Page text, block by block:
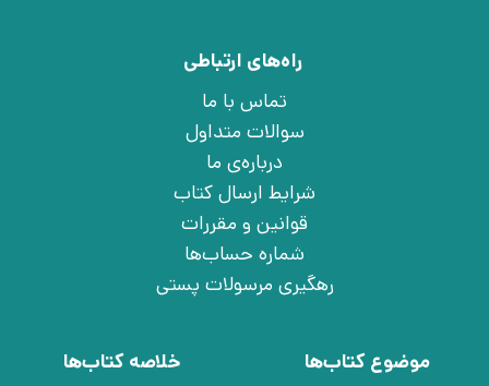
راه‌های ارتباطی
تماس با ما
سوالات متداول
درباره‌ی ما
شرایط ارسال کتاب
قوانین و مقررات
شماره حساب‌ها
رهگیری مرسولات پستی
موضوع کتاب‌ها
خلاصه کتاب‌ها